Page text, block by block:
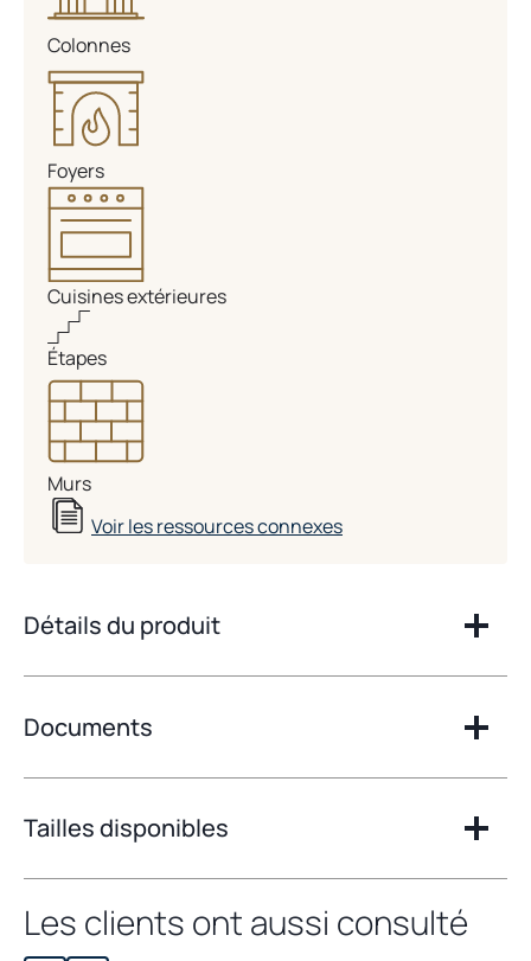
Colonnes
Foyers
Cuisines extérieures
Étapes
Murs
Voir les ressources connexes
Détails du produit
Documents
Tailles disponibles
Les clients ont aussi consulté